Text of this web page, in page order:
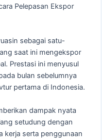
Pelepasan Ekspor
sebagai satu-
saat ini mengekspor
Prestasi ini menyusul
bulan sebelumnya
pertama di Indonesia.
dampak nyata
setudung dengan
kerja serta penggunaan